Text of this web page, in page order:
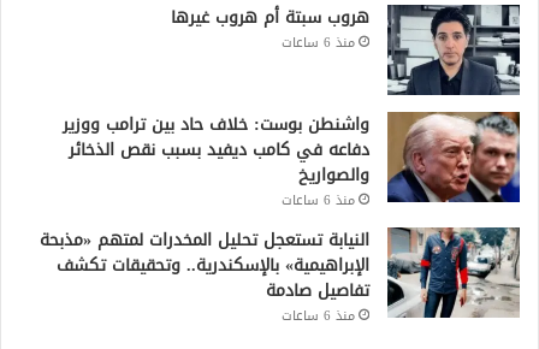
هروب سبتة أم هروب غيرها
منذ 6 ساعات
واشنطن بوست: خلاف حاد بين ترامب ووزير
دفاعه في كامب ديفيد بسبب نقص الذخائر
والصواريخ
منذ 6 ساعات
النيابة تستعجل تحليل المخدرات لمتهم «مذبحة
الإبراهيمية» بالإسكندرية.. وتحقيقات تكشف
تفاصيل صادمة
منذ 6 ساعات